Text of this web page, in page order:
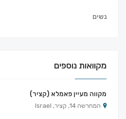
נשים
מקוואות נוספים
מקווה מעיין פאמלא (קציר)
המחרשה 14, קציר, Israel